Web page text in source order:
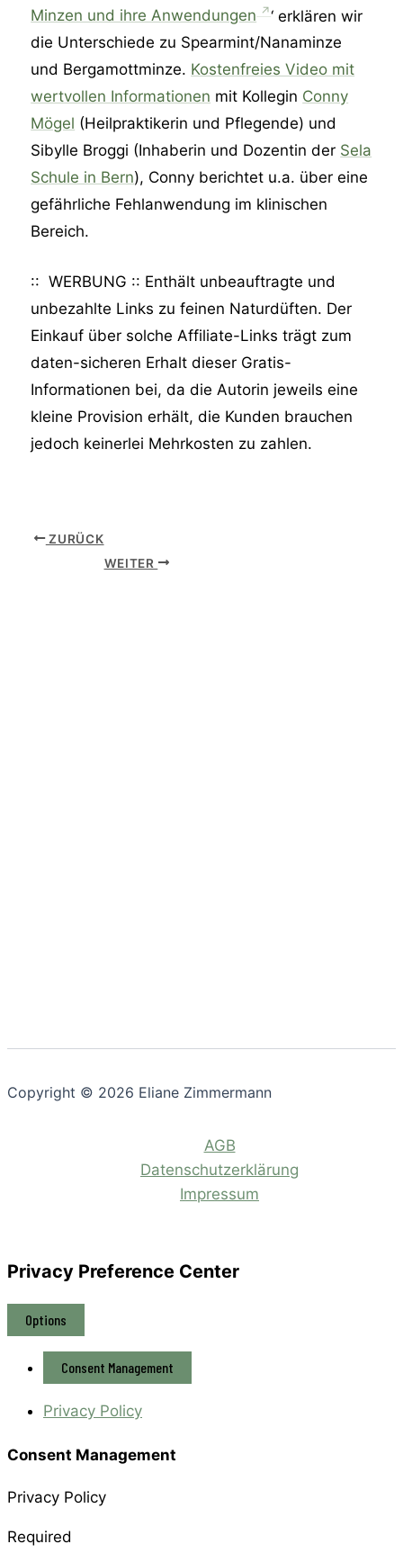
Minzen und ihre Anwendungen⁠⁠
‘ erklären wir
die Unterschiede zu Spearmint/Nanaminze
und Bergamottminze. Kostenfreies Video mit
wertvollen Informationen⁠ mit Kollegin Conny
Mögel (Heilpraktikerin und Pflegende) und
Sibylle Broggi (Inhaberin und Dozentin der Sela
Schule in Bern), Conny berichtet u.a. über eine
gefährliche Fehlanwendung im klinischen
Bereich.
:: WERBUNG :: Enthält unbeauftragte und
unbezahlte Links zu feinen Naturdüften. Der
Einkauf über solche Affiliate-Links trägt zum
daten-sicheren Erhalt dieser Gratis-
Informationen bei, da die Autorin jeweils eine
kleine Provision erhält, die Kunden brauchen
jedoch keinerlei Mehrkosten zu zahlen.
ZURÜCK
WEITER
Copyright © 2026 Eliane Zimmermann
AGB
Datenschutzerklärung
Impressum
Privacy Preference Center
Options
Consent Management
Privacy Policy
Consent Management
Privacy Policy
Required